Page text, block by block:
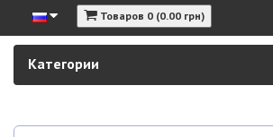
Товаров 0 (0.00 грн)
Категории